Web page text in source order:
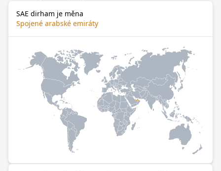
SAE dirham je měna
Spojené arabské emiráty